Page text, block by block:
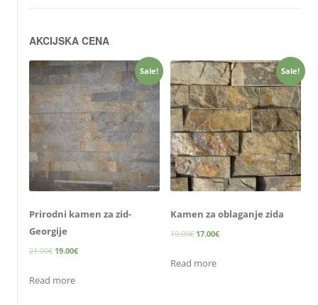
AKCIJSKA CENA
Sale!
Prirodni kamen za zid-
Georgije
21.00€ 19.00€
Read more
Sale!
Kamen za oblaganje zida
19.00€ 17.00€
Read more